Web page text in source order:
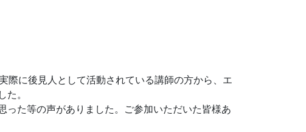
際に後見人として活動されている講師の方から、エ
。
た等の声がありました。ご参加いただいた皆様あ